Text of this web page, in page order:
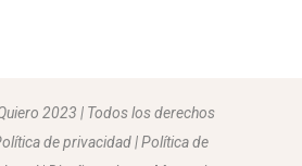
2023 | Todos los derechos
de privacidad | Política de